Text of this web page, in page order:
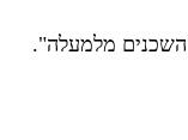
מלמעלה".